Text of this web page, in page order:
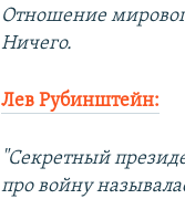
Отношение
Ничего.
Лев Рубинштейн:
"Секретный
про войну